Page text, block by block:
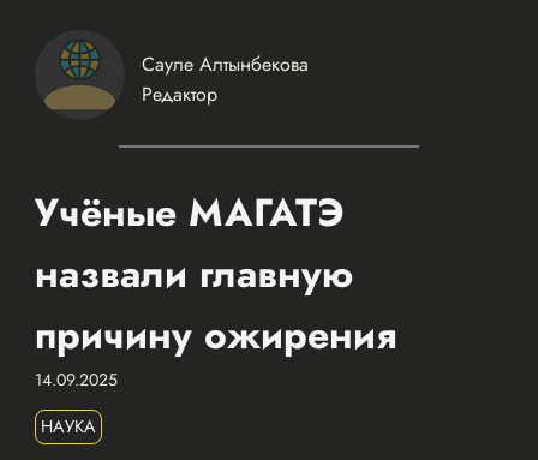
Сауле Алтынбекова
Редактор
Учёные МАГАТЭ
назвали главную
причину ожирения
14.09.2025
НАУКА